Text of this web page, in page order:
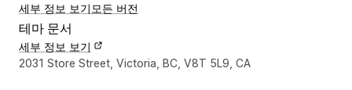
세부 정보 보기 모든 버전
테마 문서
세부 정보 보기
디자이너 연락처 세부 정보
2031 Store Street, Victoria, BC, V8T 5L9, CA